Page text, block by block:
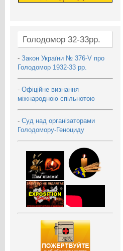
Голодомор 32-33рр.
- Закон України № 376-V про
Голодомор 1932-33 рр.
- Офіційне визнання
міжнародною спільнотою
- Суд над організаторами
Голодомору-Геноциду